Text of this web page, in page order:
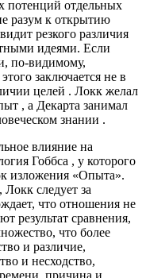
потенций отдельных
разум к открытию
резкого различия
идеями. Если
по-видимому,
заключается не в
целей . Локк желал
, а Декарта занимал
знании .
влияние на
Гоббса , у которого
изложения «Опыта».
следует за
что отношения не
результат сравнения,
что более
и различие,
и несходство,